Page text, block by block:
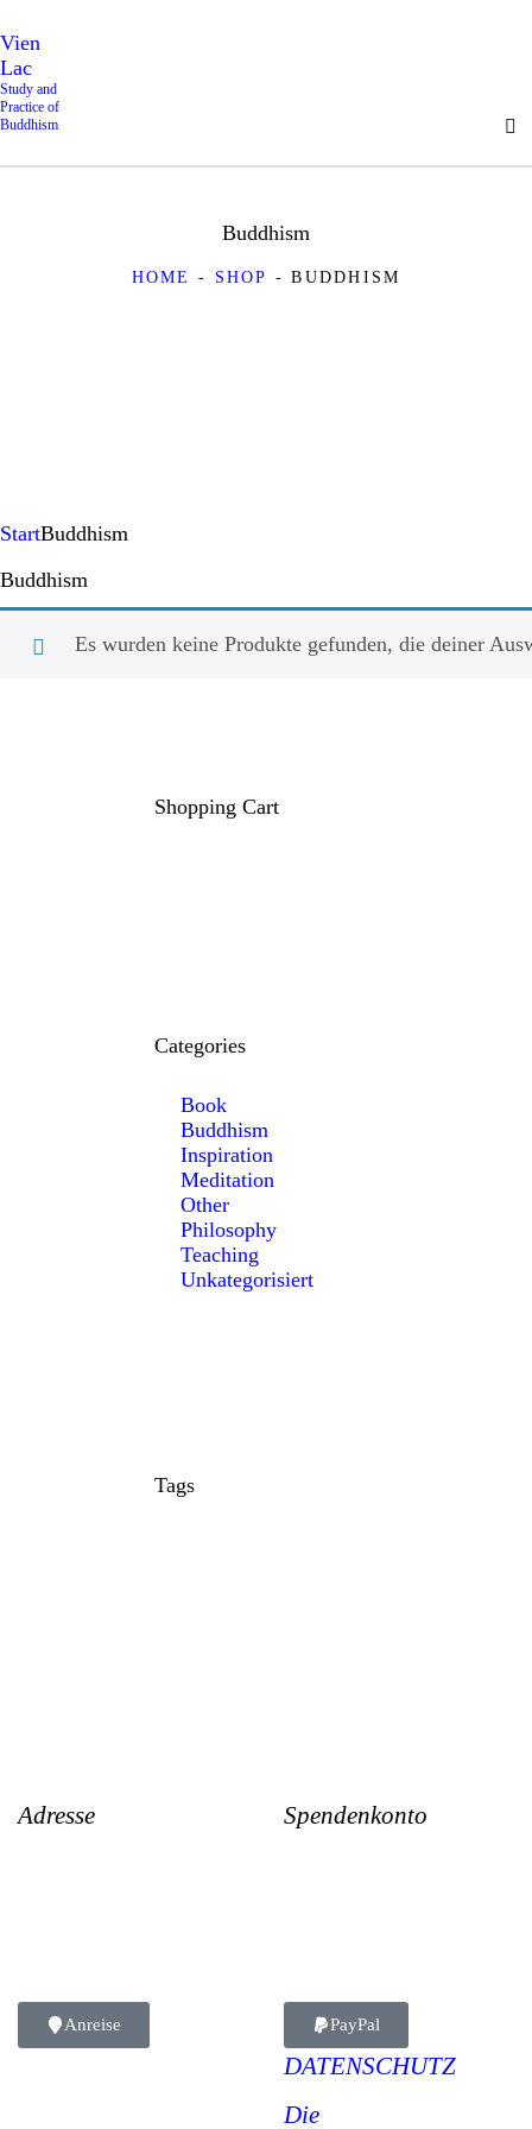
Vien
Lac
Study and
Practice of
Buddhism
Buddhism
HOME SHOP BUDDHISM
StartBuddhism
Buddhism
Es wurden keine Produkte gefunden, die deiner
Shopping Cart
Categories
Book
Buddhism
Inspiration
Meditation
Other
Philosophy
Teaching
Unkategorisiert
Tags
Adresse
Anreise
Spendenkonto
PayPal
DATENSCHUTZ
Die